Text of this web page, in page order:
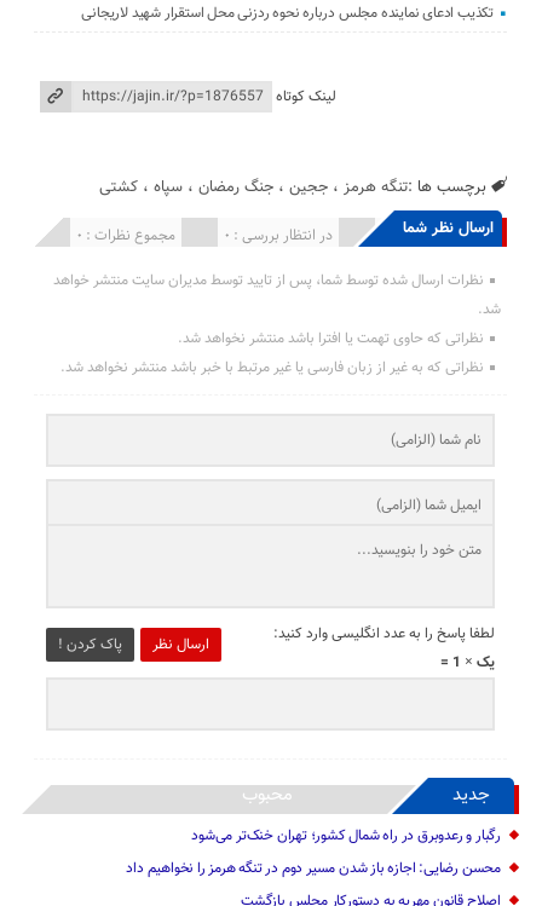
تکذیب ادعای نماینده مجلس درباره نحوه ردزنی محل استقرار شهید لاریجانی
لینک کوتاه
برچسب ها :تنگه هرمز ،ججین ،جنگ رمضان ،سپاه ،کشتی
ارسال نظر شما مجموع نظرات : 0 در انتظار بررسی : 0 انتشار یافته : 0
نظرات ارسال شده توسط شما، پس از تایید توسط مدیران سایت منتشر خواهد
شد.
نظراتی که حاوی تهمت یا افترا باشد منتشر نخواهد شد.
نظراتی که به غیر از زبان فارسی یا غیر مرتبط با خبر باشد منتشر نخواهد شد.
ارسال نظر پاک کردن !
لطفا پاسخ را به عدد انگلیسی وارد کنید:
یک × 1 =
جدید محبوب
رگبار و رعدوبرق در راه شمال کشور؛ تهران خنک‌تر می‌شود
محسن رضایی: اجازه باز شدن مسیر دوم در تنگه هرمز را نخواهیم داد
اصلاح قانون مهریه به دستورکار مجلس بازگشت